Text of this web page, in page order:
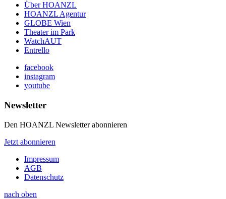
Über HOANZL
HOANZL Agentur
GLOBE Wien
Theater im Park
WatchAUT
Entrello
facebook
instagram
youtube
Newsletter
Den HOANZL Newsletter abonnieren
Jetzt abonnieren
Impressum
AGB
Datenschutz
nach oben